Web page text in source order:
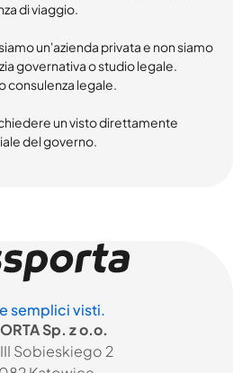
di viaggio.
un'azienda privata e non siamo
governativa o studio legale.
consulenza legale.
un visto direttamente
del governo.
semplici visti.
Sp. z o.o.
III Sobieskiego 2